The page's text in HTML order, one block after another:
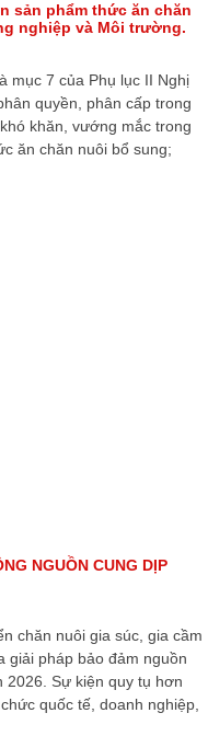
sản phẩm thức ăn chăn
nghiệp và Môi trường.
mục 7 của Phụ lục II Nghị
quyền, phân cấp trong
khăn, vướng mắc trong
ăn chăn nuôi bổ sung;
NGUỒN CUNG DỊP
chăn nuôi gia súc, gia cầm
giải pháp bảo đảm nguồn
2026. Sự kiện quy tụ hơn
quốc tế, doanh nghiệp,